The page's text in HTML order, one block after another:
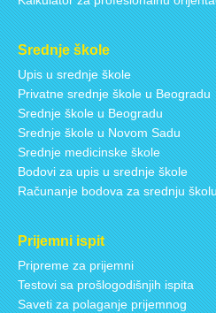
Srednje škole
Upis u srednje škole
Privatne srednje škole u Beogradu
Srednje škole u Beogradu
Srednje škole u Novom Sadu
Srednje medicinske škole
Bodovi za upis u srednje škole
Računanje bodova za srednju
Prijemni ispit
Pripreme za prijemni
Testovi sa prošlogodišnjih ispita
Saveti za polaganje prijemnog